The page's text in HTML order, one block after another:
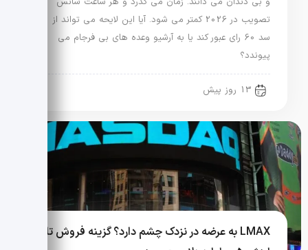
تصویب در 2026 کمتر می شود. آیا این لایحه می تواند از
سد 60 رای عبور کند یا به آرشیو وعده های بی فرجام می
پیوندد؟
13 روز پیش
LMAX به عرضه در نزدک چشم دارد؟ گزینه فروش تا